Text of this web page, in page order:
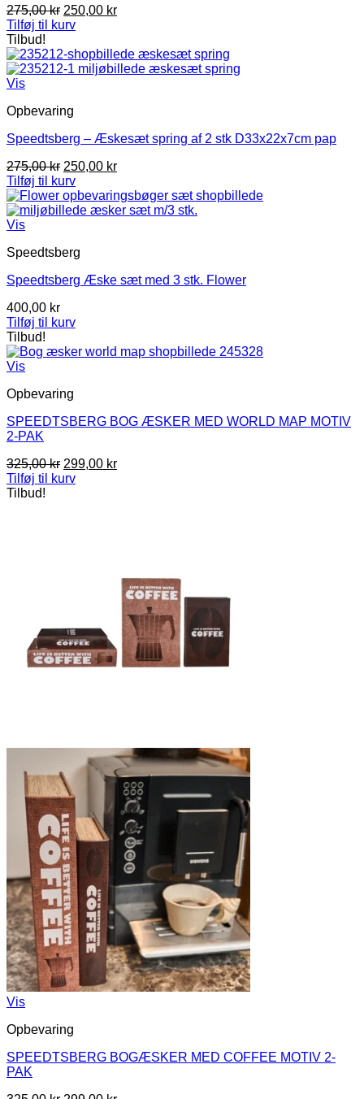
275,00kr Den
oprindelige
var:
275,00 kr.
250,00 krDen
er:
250,00 kr.
Tilføj til kurv
Tilbud!
Vis
Opbevaring
Speedtsberg – Æskesæt spring af 2 stk D33x22x7cm pap
275,00kr Den
oprindelige
pris
var:
250,00 krDen
pris
er:
Tilføj til kurv
Vis
Speedtsberg
Speedtsberg Æske sæt med 3 stk. Flower
400,00 kr
Tilføj til kurv
Tilbud!
Vis
Opbevaring
SPEEDTSBERG BOG ÆSKER MED WORLD MAP MOTIV
2-PAK
325,00kr Den
oprindelige
299,00 krDen
Tilføj til kurv
Tilbud!
Vis
Opbevaring
SPEEDTSBERG BOGÆSKER MED COFFEE MOTIV 2-
PAK